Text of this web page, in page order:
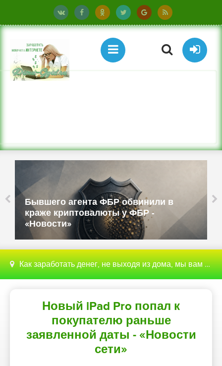
Бюджетные ТВ-приставки имитируют
смартфоны и работают как прокси -
«Новости»
Как заработать денег, не выходя из дома, мы вам поможем с этим разобраться
Новый iPad Pro попал к
покупателю раньше
заявленной даты - «Новости
сети»